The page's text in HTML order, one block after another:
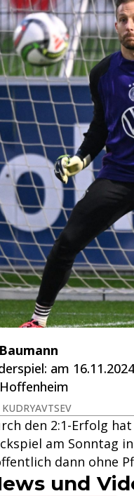
am
den 2:1-Erfolg
am Sonntag
dann ohne
und